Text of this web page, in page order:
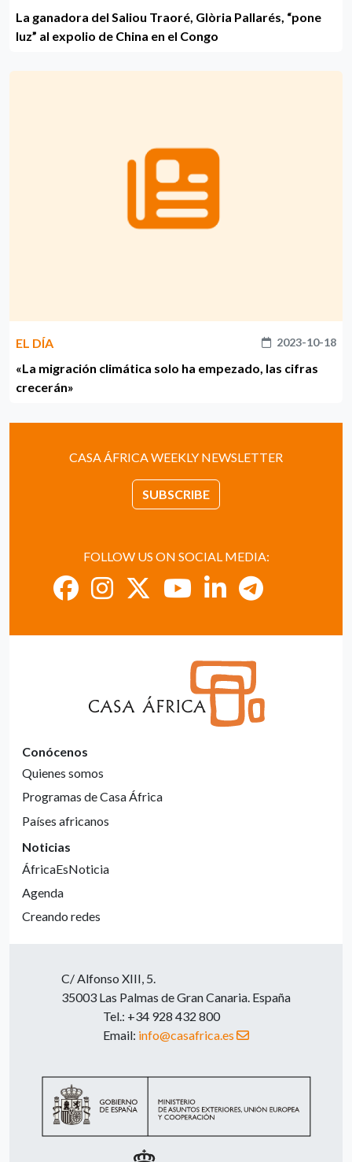
La ganadora del Saliou Traoré, Glòria Pallarés, “pone
luz” al expolio de China en el Congo
EL DÍA 2023-10-18
«La migración climática solo ha empezado, las cifras
crecerán»
CASA ÁFRICA WEEKLY NEWSLETTER
SUBSCRIBE
FOLLOW US ON SOCIAL MEDIA:
Conócenos
Quienes somos
Programas de Casa África
Países africanos
Noticias
ÁfricaEsNoticia
Agenda
Creando redes
C/ Alfonso XIII, 5.
35003 Las Palmas de Gran Canaria. España
Tel.: +34 928 432 800
Email: info@casafrica.es